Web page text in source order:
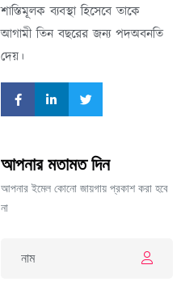
শাস্তিমূলক ব্যবস্থা হিসেবে তাকে
আগামী তিন বছরের জন্য পদঅবনতি
দেয়।
আপনার মতামত দিন
আপনার ইমেল কোনো জায়গায় প্রকাশ করা হবে
না